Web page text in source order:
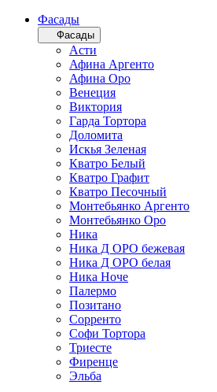
Фасады
Фасады
Асти
Афина Аргенто
Афина Оро
Венеция
Виктория
Гарда Тортора
Доломита
Искья Зеленая
Кватро Белый
Кватро Графит
Кватро Песочный
Монтебьянко Аргенто
Монтебьянко Оро
Ника
Ника Д ОРО бежевая
Ника Д ОРО белая
Ника Ноче
Палермо
Позитано
Сорренто
Софи Тортора
Триесте
Фиренце
Эльба